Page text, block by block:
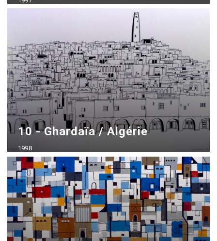
10 - Ghardaïa / Algérie
1998
Tinta china sobre Bristol
70x100 cm - vendido